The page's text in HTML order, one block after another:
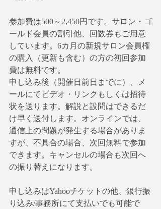
参加費は500～2,450円です。サロン・ゴ
ールド会員の割引他、回数券もご用意
しています。6カ月の新規サロン会員権
の購入（更新も含む）の方の初回参加
費は無料です。
申し込み後（開催日前日までに）、メ
ールにてビデオ・リンクもしくは招待
状を送ります。解説と設問はできるだ
け早く送付します。オンラインでは、
通信上の問題が発生する場合がありま
すが、不具合の場合、次回無料で参加
できます。キャンセルの場合も次回へ
の振り替えになります。
申し込みはYahooチケットの他、銀行振
り込み/事務所にて支払いでも可能で